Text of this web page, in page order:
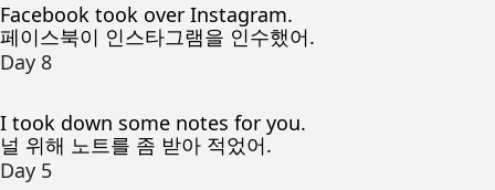
Facebook took over Instagram.
페이스북이 인스타그램을 인수했어.
Day 8
I took down some notes for you.
널 위해 노트를 좀 받아 적었어.
Day 5